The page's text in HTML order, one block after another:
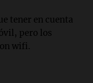
tener en cuenta
pero los
wifi.